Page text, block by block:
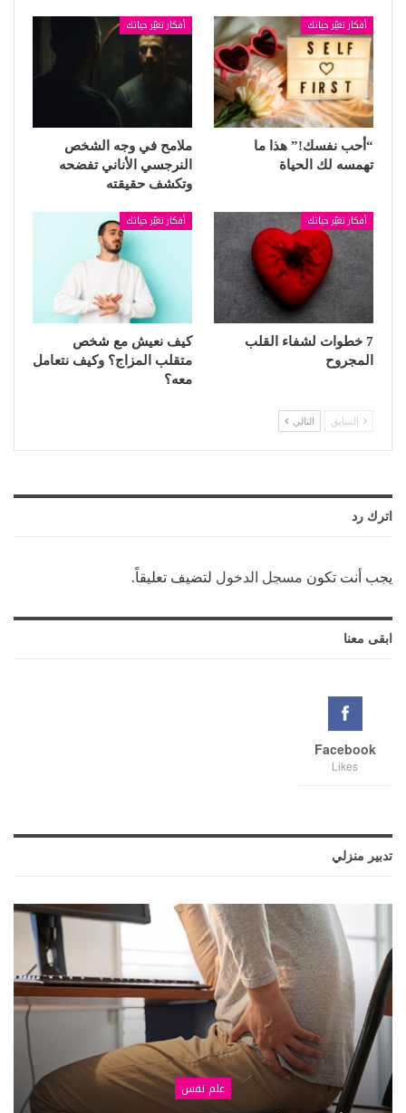
أفكار تغيّر حياتك
“أحب نفسك!” هذا ما
تهمسه لك الحياة
أفكار تغيّر حياتك
ملامح في وجه الشخص
النرجسي الأناني تفضحه
وتكشف حقيقته
أفكار تغيّر حياتك
7 خطوات لشفاء القلب
المجروح
أفكار تغيّر حياتك
كيف نعيش مع شخص
متقلب المزاج؟ وكيف نتعامل
معه؟
السابق التالي
اترك رد
يجب أنت تكون مسجل الدخول لتضيف تعليقاً.
ابقى معنا
Facebook
Likes
تدبير منزلي
علم نفس